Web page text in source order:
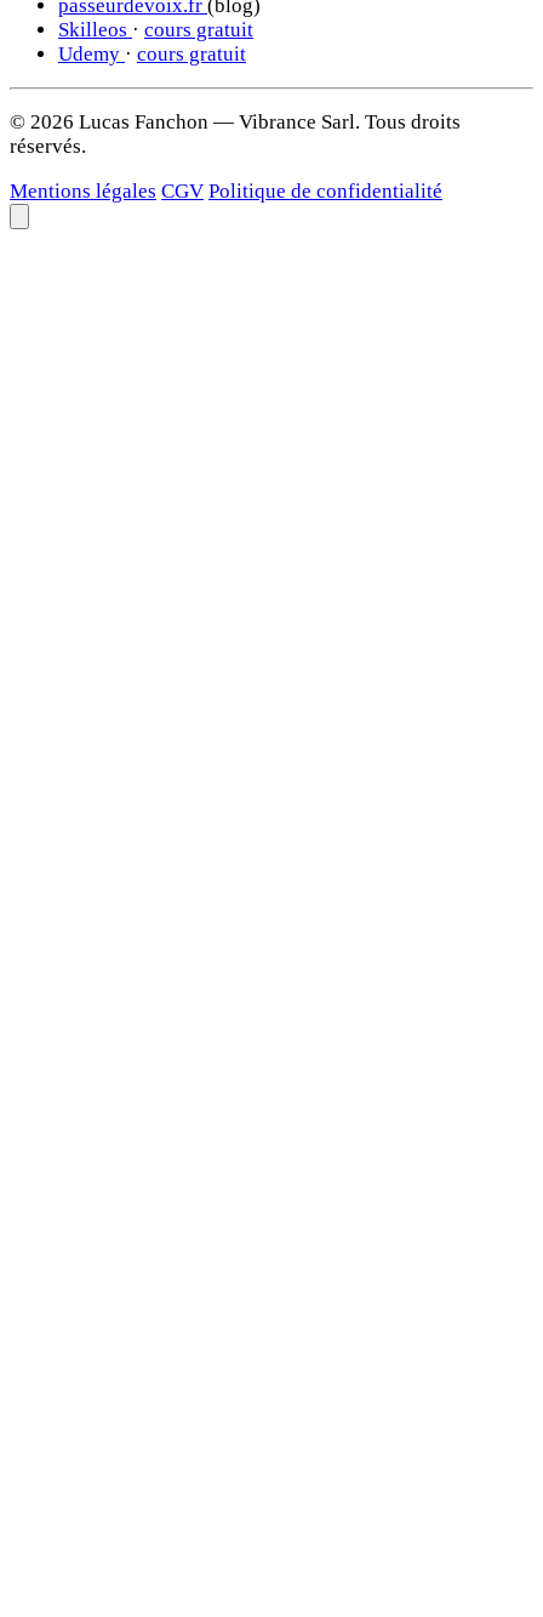
passeurdevoix.fr (blog)
Skilleos · cours gratuit
Udemy · cours gratuit
© 2026 Lucas Fanchon — Vibrance Sarl. Tous droits
réservés.
Mentions légales CGV Politique de confidentialité